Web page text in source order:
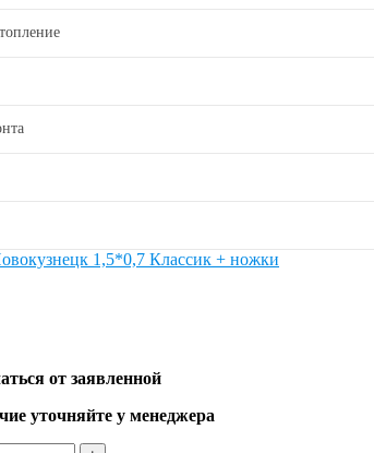
от заявленной
уточняйте у менеджера